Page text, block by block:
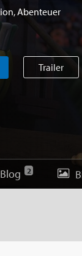
,Abenteuer
Trailer
Blog 2